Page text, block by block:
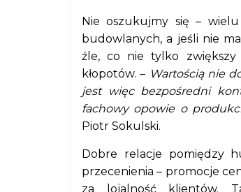
Nie oszukujmy się –
budowlanych, a jeśli nie
źle, co nie tylko zwiększy
kłopotów. – Wartością nie
jest więc bezpośredni
fachowy opowie o
Piotr Sokulski.
Dobre relacje pomiędzy
przecenienia – promocje
za lojalność klientów.